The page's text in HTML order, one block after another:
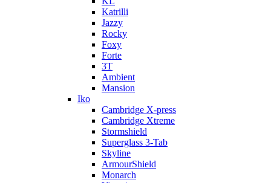
Katrilli
Jazzy
Rocky
Foxy
Forte
3T
Ambient
Mansion
Iko
Cambridge X-press
Cambridge Xtreme
Stormshield
Superglass 3-Tab
Skyline
ArmourShield
Monarch